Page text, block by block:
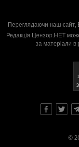
Переглядаючи наш сайт,
Редакція Цензор.НЕТ
за матеріали в
©